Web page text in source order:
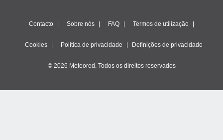
Contacto Sobre nós FAQ Termos de utilização
Cookies Política de privacidade Definições de privacidade
© 2026 Meteored. Todos os direitos reservados